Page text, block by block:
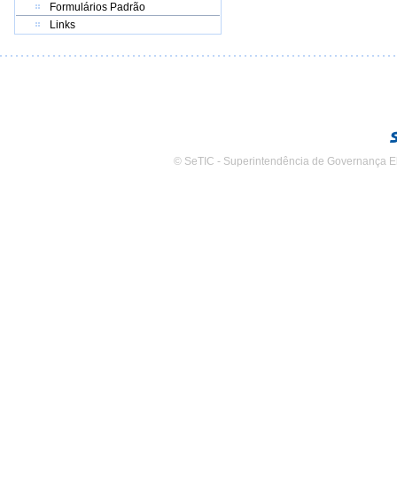
Formulários Padrão
Links
© SeTIC - Superintendência de Governança